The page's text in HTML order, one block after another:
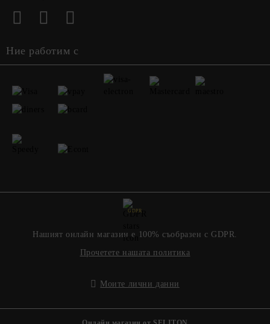
Ние работим с
GDPR
Нашият онлайн магазин е 100% съобразен с GDPR.
Прочетете нашата политика
Моите лични данни